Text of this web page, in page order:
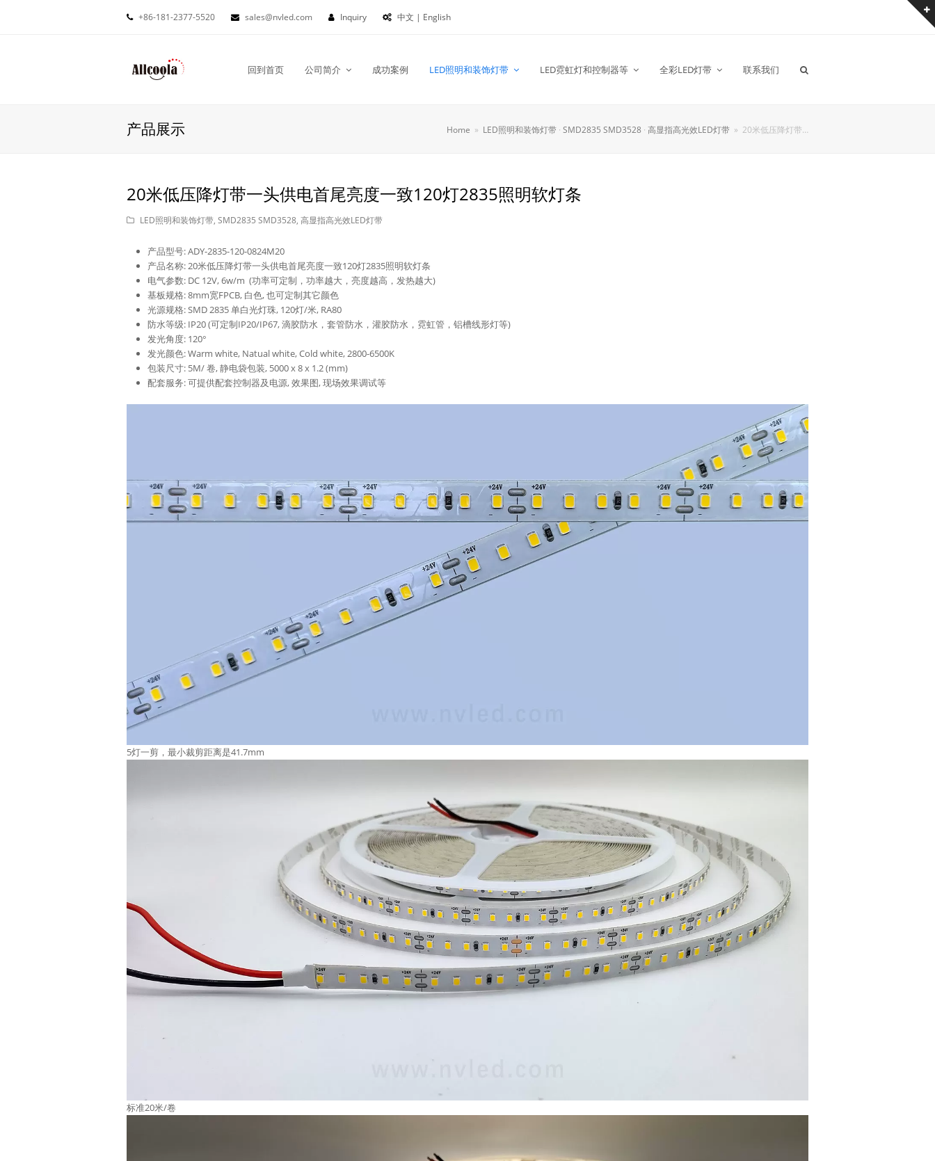
+86-181-2377-5520 sales@nvled.com Inquiry 中文 | English
回到首页 公司简介 成功案例 LED照明和装饰灯带 LED霓虹灯和控制器等 全彩LED灯带 联系我们
产品展示 Home » LED照明和装饰灯带 · SMD2835 SMD3528 · 高显指高光效LED灯带 » 20米低压降灯带…
20米低压降灯带一头供电首尾亮度一致120灯2835照明软灯条
LED照明和装饰灯带, SMD2835 SMD3528, 高显指高光效LED灯带
产品型号: ADY-2835-120-0824M20
产品名称: 20米低压降灯带一头供电首尾亮度一致120灯2835照明软灯条
电气参数: DC 12V, 6w/m (功率可定制，功率越大，亮度越高，发热越大)
基板规格: 8mm宽FPCB, 白色, 也可定制其它颜色
光源规格: SMD 2835 单白光灯珠, 120灯/米, RA80
防水等级: IP20 (可定制IP20/IP67, 滴胶防水，套管防水，灌胶防水，霓虹管，铝槽线形灯等)
发光角度: 120°
发光颜色: Warm white, Natual white, Cold white, 2800-6500K
包装尺寸: 5M/ 卷, 静电袋包装, 5000 x 8 x 1.2 (mm)
配套服务: 可提供配套控制器及电源, 效果图, 现场效果调试等
5灯一剪，最小裁剪距离是41.7mm
标准20米/卷